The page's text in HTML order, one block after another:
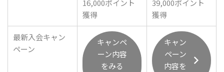
16,000ポイント
獲得
39,000ポイント
獲得
最新入会キャン
ペーン
キャンペ
ーン内容
をみる
キャン
ペーン
内容を